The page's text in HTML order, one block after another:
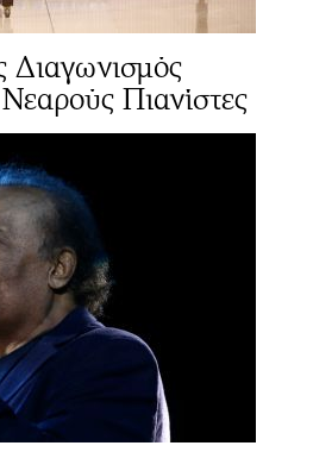
Διαγωνισμός
Πιανίστες